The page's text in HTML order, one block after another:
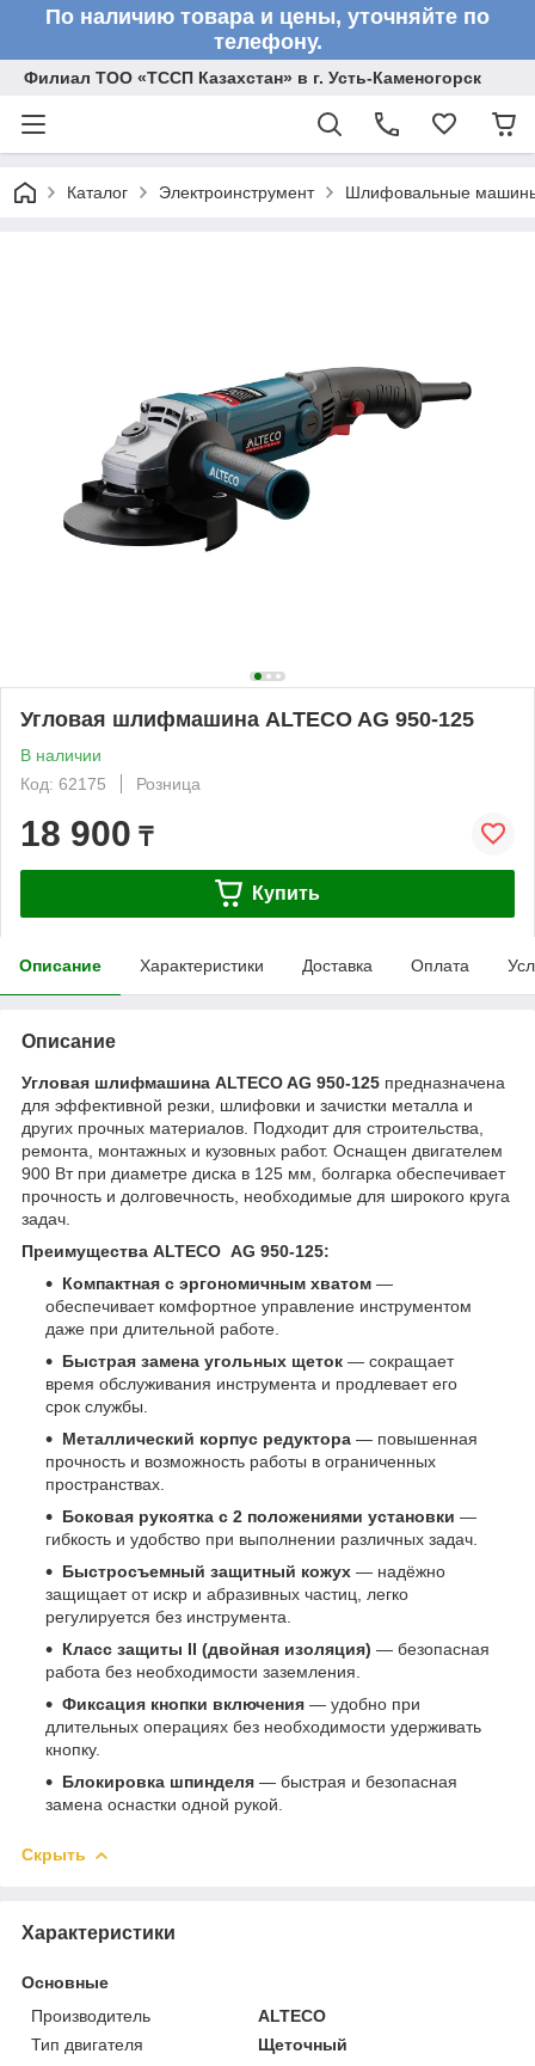
По наличию товара и цены, уточняйте по
телефону.
Филиал ТОО «ТССП Казахстан» в г. Усть-Каменогорск
Каталог Электроинструмент Шлифовальные
Угловая шлифмашина ALTECO AG 950-125
В наличии
Код: 62175
Розница
18 900 ₸
Купить
Описание Характеристики Доставка Оплата
Описание
Угловая шлифмашина ALTECO AG 950-125 предназначена
для эффективной резки, шлифовки и зачистки металла и
других прочных материалов. Подходит для строительства,
ремонта, монтажных и кузовных работ. Оснащен двигателем
900 Вт при диаметре диска в 125 мм, болгарка обеспечивает
прочность и долговечность, необходимые для широкого круга
задач.
Преимущества ALTECO AG 950-125:
Компактная с эргономичным хватом —
обеспечивает комфортное управление инструментом
даже при длительной работе.
Быстрая замена угольных щеток — сокращает
время обслуживания инструмента и продлевает его
срок службы.
Металлический корпус редуктора — повышенная
прочность и возможность работы в ограниченных
пространствах.
Боковая рукоятка с 2 положениями установки —
гибкость и удобство при выполнении различных задач.
Быстросъемный защитный кожух — надёжно
защищает от искр и абразивных частиц, легко
регулируется без инструмента.
Класс защиты II (двойная изоляция) — безопасная
работа без необходимости заземления.
Фиксация кнопки включения — удобно при
длительных операциях без необходимости удерживать
кнопку.
Блокировка шпинделя — быстрая и безопасная
замена оснастки одной рукой.
Скрыть
Характеристики
Основные
Производитель
ALTECO
Тип двигателя
Щеточный